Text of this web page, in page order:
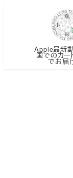
Apple最新
国でのカー
でお届